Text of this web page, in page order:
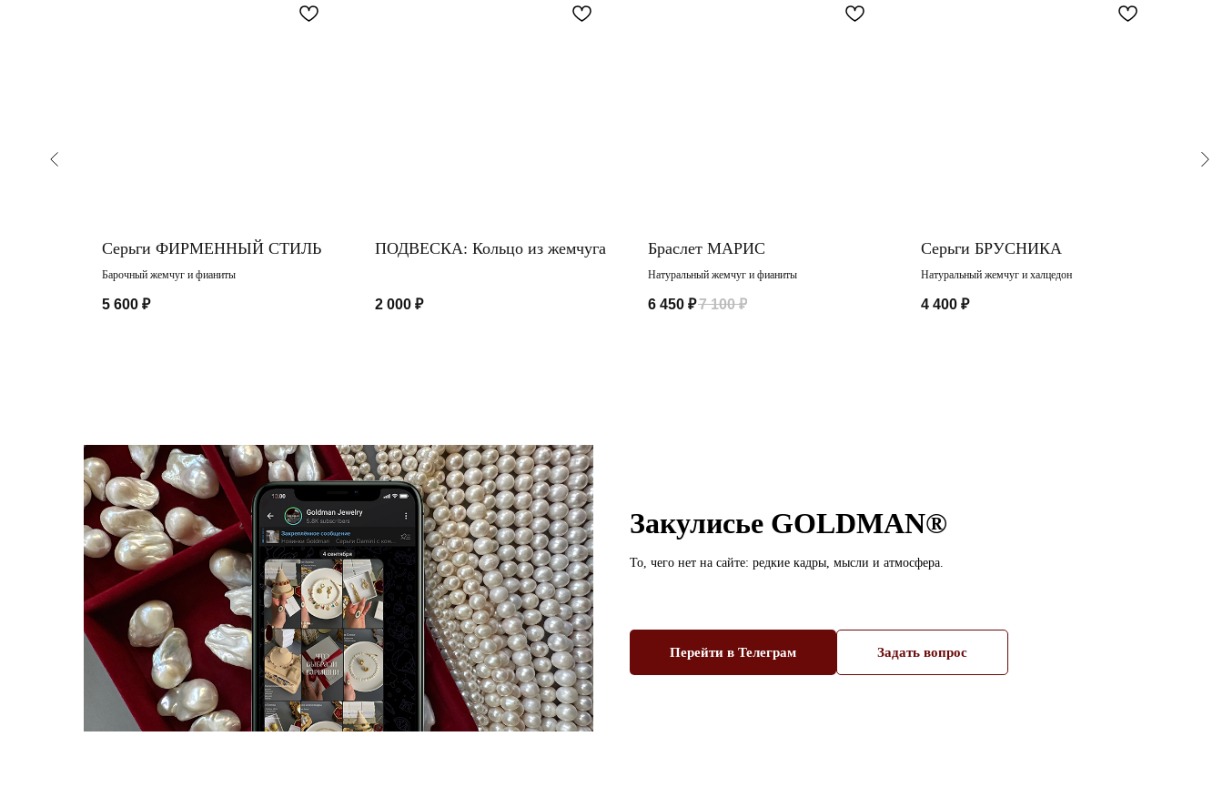
Серьги ФИРМЕННЫЙ СТИЛЬ
Барочный жемчуг и фианиты
5 600 ₽
ПОДВЕСКА: Кольцо из жемчуга
2 000 ₽
Браслет МАРИС
Натуральный жемчуг и фианиты
6 450 ₽7 100 ₽
Серьги БРУСНИКА
Натуральный жемчуг и халцедон
4 400 ₽
Закулисье GOLDMAN®
То, чего нет на сайте: редкие кадры, мысли и атмосфера.
Перейти в Телеграм Задать вопрос